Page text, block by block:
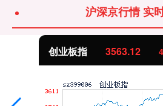
沪深京行情 实
创业板指 3563.12